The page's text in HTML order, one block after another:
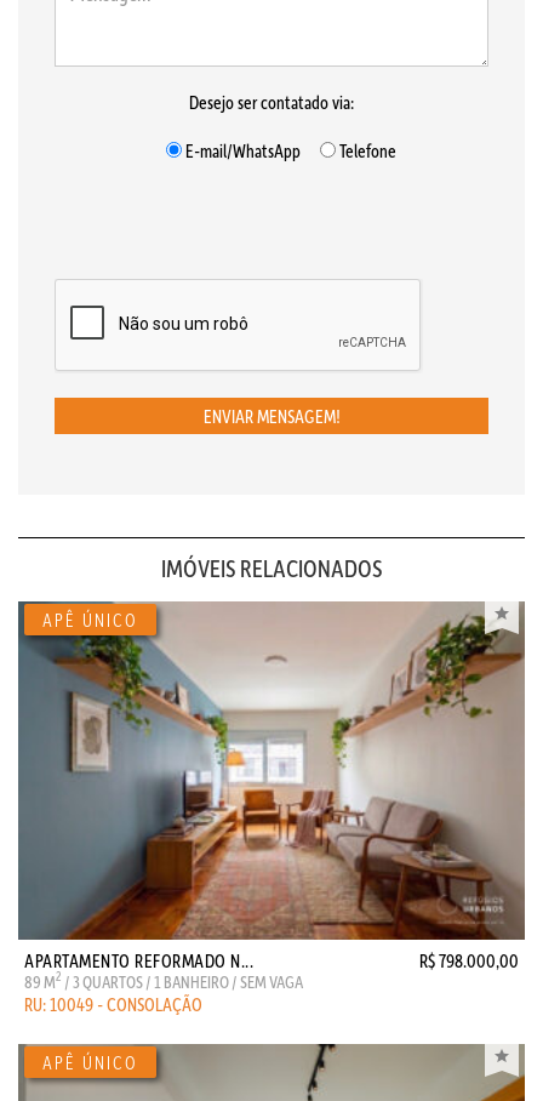
Desejo ser contatado via:
E-mail/WhatsApp
Telefone
ENVIAR MENSAGEM!
IMÓVEIS RELACIONADOS
APARTAMENTO REFORMADO N... R$ 798.000,00
89 M2 / 3 QUARTOS / 1 BANHEIRO / SEM VAGA
RU: 10049 - CONSOLAÇÃO